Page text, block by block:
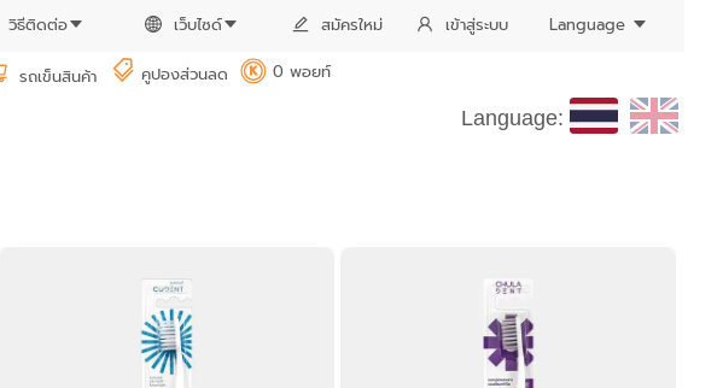
วิธีติดต่อ เว็บไซด์ สมัครใหม่ เข้าสู่ระบบ Language
รถเข็นสินค้า คูปองส่วนลด K 0 พอยท์
Language: